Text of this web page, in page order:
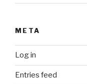
META
Log in
Entries feed